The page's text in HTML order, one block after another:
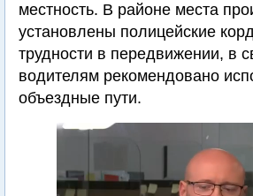
местность. В районе места
установлены полицейские
трудности в передвижении, в
водителям рекомендовано
объездные пути.